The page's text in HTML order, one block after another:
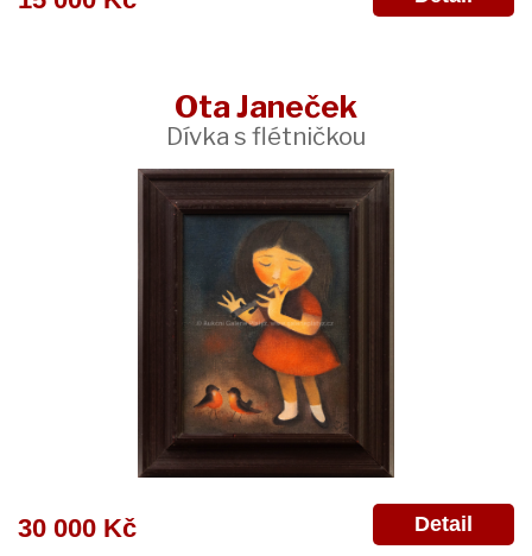
Ota Janeček
Dívka s flétničkou
30 000 Kč Detail